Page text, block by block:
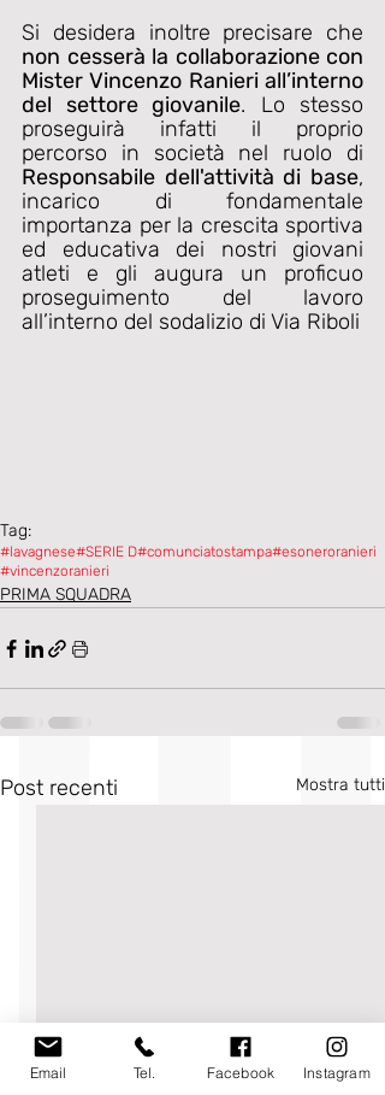
non cesserà la collaborazione con
Mister Vincenzo Ranieri all’interno
del settore giovanile. Lo stesso
proseguirà infatti il proprio
Responsabile dell'attività di base,
incarico di fondamentale
importanza per la crescita sportiva
ed educativa dei nostri giovani
atleti e gli augura un proficuo
proseguimento del lavoro
all’interno del sodalizio di Via Riboli
Tag:
#lavagnese#SERIE D#comunciatostampa#esoneroranieri
#vincenzoranieri
PRIMA SQUADRA
Post recenti Mostra tutti
Email Tel. Facebook Instagram